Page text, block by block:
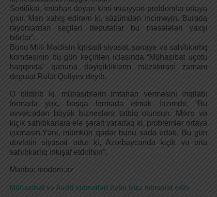
Sertifikat, imtahan deyən kimi müəyyən problemlər ortaya
çıxır. Mən xahiş edirəm ki, sözümdən inciməyin. Burada
rayonlardan seçilən deputatlar bu məsələləri yaxşı
bilirlər”.
Bunu Milli Məclisin İqtisadi siyasət, sənaye və sahibkarlıq
komitəsinin bu gün keçirilən iclasında “Mühasibat uçotu
haqqında” qanuna dəyişikliklərin müzakirəsi zamanı
deputat Rüfət Quliyev deyib.
O bildirib ki, mühasiblərin imtahan verməsini inqilabi
formada yox, başqa formada etmək lazımdır. “Bu
əvvəlcədən böyük bizneslərə tətbiq olunsun. Mikro və
kiçik sahibkarlara elə şərait yaradaq ki, problemlər ortaya
çıxmasın.Yəni, mümkün qədər bunu sadə edək. Bu gün
dövlətin siyasəti odur ki, Azərbaycanda kiçik və orta
sahibkarlıq inkişaf etdirilsin”.
Mənbə: modern.az
Mühasibat və Audit xidmətləri üçün bizə müraciət edin